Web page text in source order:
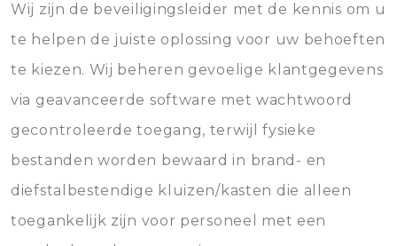
Wij zijn de beveiligingsleider met de kennis om u
te helpen de juiste oplossing voor uw behoeften
te kiezen. Wij beheren gevoelige klantgegevens
via geavanceerde software met wachtwoord
gecontroleerde toegang, terwijl fysieke
bestanden worden bewaard in brand- en
diefstalbestendige kluizen/kasten die alleen
toegankelijk zijn voor personeel met een